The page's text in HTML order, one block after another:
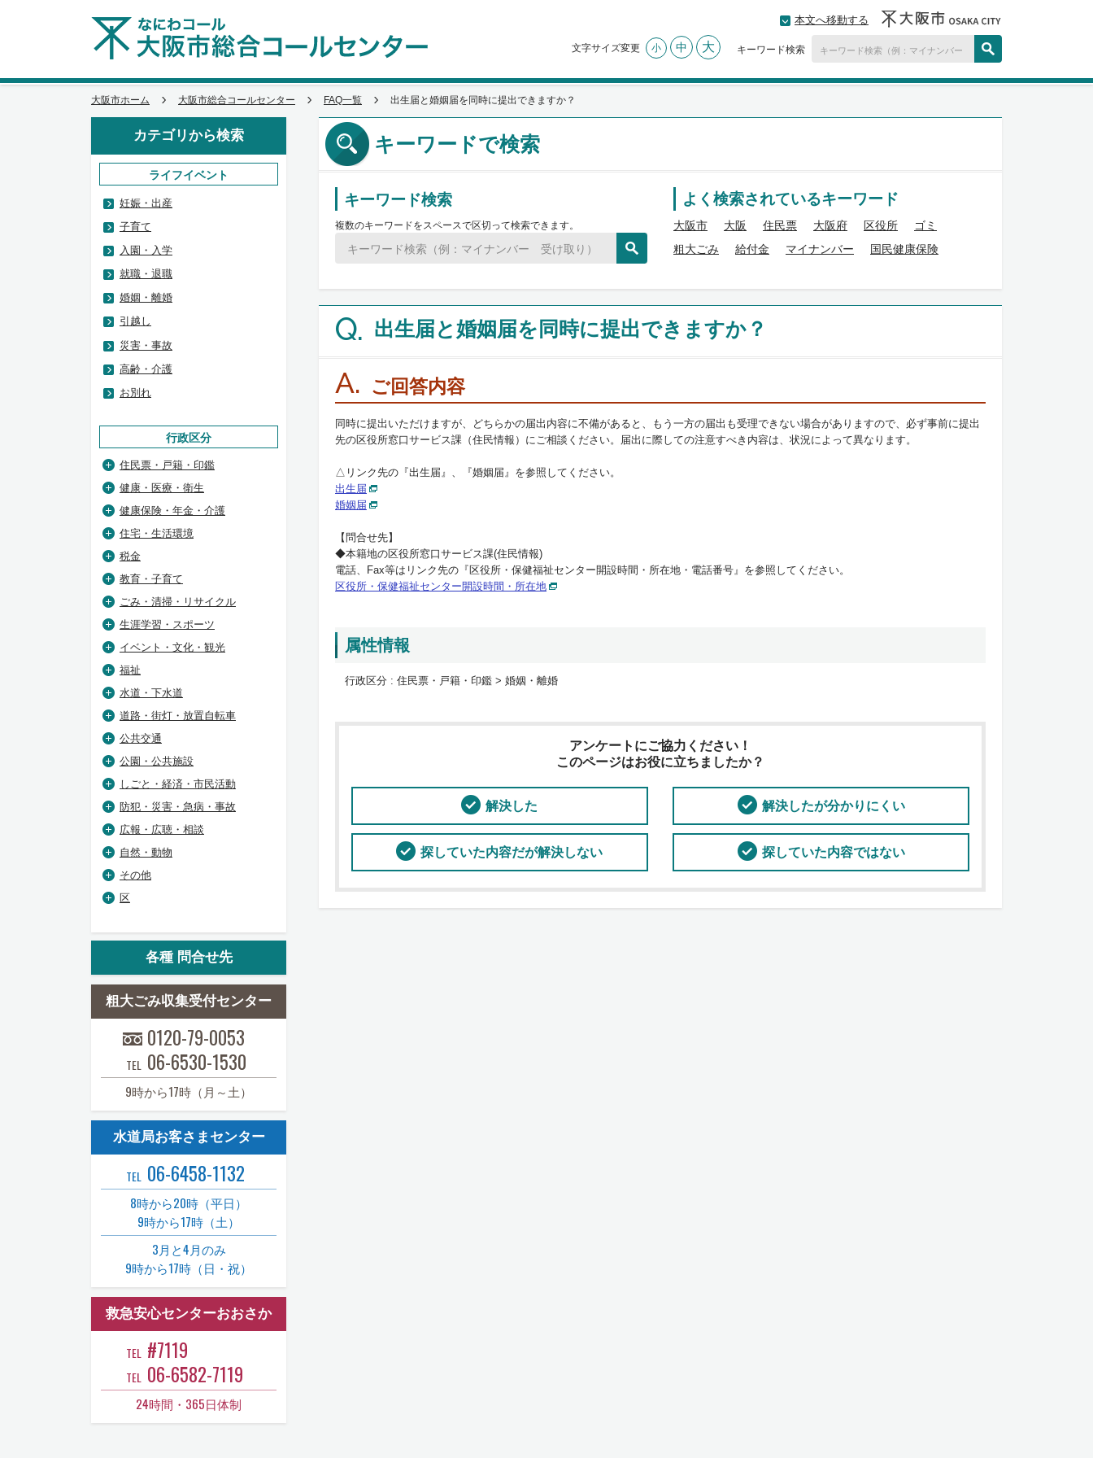
本文へ移動する
文字サイズ変更 小 中 大 キーワード検索
大阪市ホーム 大阪市総合コールセンター FAQ一覧 出生届と婚姻届を同時に提出できますか？
キーワードで検索
キーワード検索
複数のキーワードをスペースで区切って検索できます。
よく検索されているキーワード
大阪市 大阪 住民票 大阪府 区役所
ゴミ
粗大ごみ
給付金 マイナンバー 国民健康保険
Q. 出生届と婚姻届を同時に提出できますか？
A. ご回答内容
同時に提出いただけますが、どちらかの届出内容に不備があると、もう一方の届出も受理できない場合がありますので、必ず事前に提出
先の区役所窓口サービス課（住民情報）にご相談ください。届出に際しての注意すべき内容は、状況によって異なります。
△リンク先の『出生届』、『婚姻届』を参照してください。
出生届
婚姻届
【問合せ先】
◆本籍地の区役所窓口サービス課(住民情報)
電話、Fax等はリンク先の『区役所・保健福祉センター開設時間・所在地・電話番号』を参照してください。
区役所・保健福祉センター開設時間・所在地
属性情報
行政区分 : 住民票・戸籍・印鑑 > 婚姻・離婚
アンケートにご協力ください！
このページはお役に立ちましたか？
解決した 解決したが分かりにくい
探していた内容だが解決しない 探していた内容ではない
カテゴリから検索
ライフイベント
妊娠・出産
子育て
入園・入学
就職・退職
婚姻・離婚
引越し
災害・事故
高齢・介護
お別れ
行政区分
住民票・戸籍・印鑑
健康・医療・衛生
健康保険・年金・介護
住宅・生活環境
税金
教育・子育て
ごみ・清掃・リサイクル
生涯学習・スポーツ
イベント・文化・観光
福祉
水道・下水道
道路・街灯・放置自転車
公共交通
公園・公共施設
しごと・経済・市民活動
防犯・災害・急病・事故
広報・広聴・相談
自然・動物
その他
区
各種 問合せ先
粗大ごみ収集受付センター
0120-79-0053
TEL 06-6530-1530
9時から17時（月～土）
水道局お客さまセンター
TEL 06-6458-1132
8時から20時（平日）
9時から17時（土）
3月と4月のみ
9時から17時（日・祝）
救急安心センターおおさか
TEL #7119
TEL 06-6582-7119
24時間・365日体制